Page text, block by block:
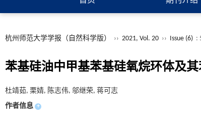
杭州师范大学学报（自然科学版） ›› 2021, Vol. 20 ›› Issue (6) :
苯基硅油中甲基苯基硅氧烷环体及
杜靖茹, 栗婧, 陈志伟, 邬继荣, 蒋可志
作者信息 +